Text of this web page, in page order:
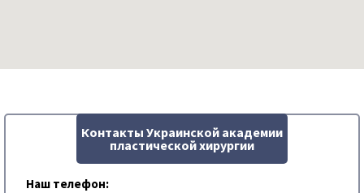
Контакты Украинской академии
пластической хирургии
Наш телефон: